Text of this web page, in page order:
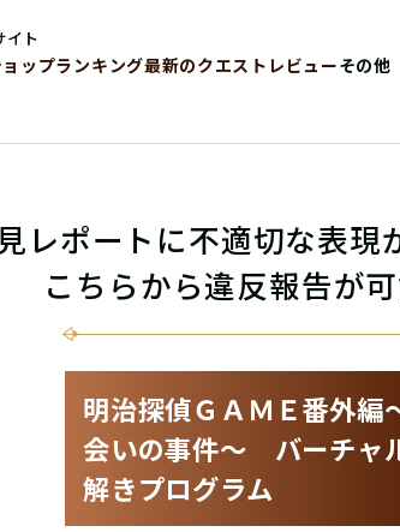
イト
ップランキング最新のクエストレビューその他
レポートに不適切な表現
こちらから違反報告が
明治探偵ＧＡＭＥ番外編
会いの事件〜 バーチャ
解きプログラム